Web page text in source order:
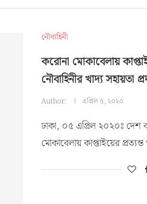
নৌবাহিনী
করোনা মোকাবেলায়
নৌবাহিনীর খাদ্য সহায়তা
Author: এপ্রিল ৫, ২০২০
ঢাকা, ০৫ এপ্রিল ২০২০ঃ দেশ
মোকাবেলায় কাপ্তাইয়ের